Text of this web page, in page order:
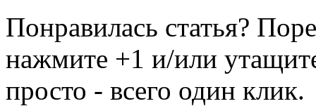
Понравилась статья?
нажмите +1 и/или
просто - всего один клик.